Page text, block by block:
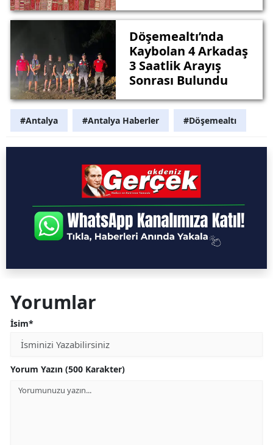
Döşemealtı’nda
Kaybolan 4 Arkadaş
3 Saatlik Arayış
Sonrası Bulundu
#Antalya #Antalya Haberler #Döşemealtı
Yorumlar
İsim*
Yorum Yazın (500 Karakter)